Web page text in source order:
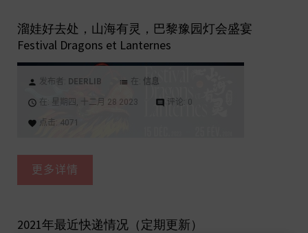
溜娃好去处，山海有灵，巴黎豫园灯会盛宴
Festival Dragons et Lanternes
person 发布者: DEERLIB list 在: 信息
access_time 在: 星期四, 十二月 28 2023 comment 评论: 0
favorite 点击: 4071
更多详情
2021年最近快递情况（定期更新）